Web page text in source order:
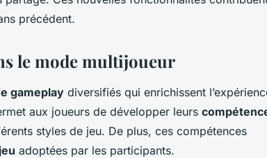
précédent.
le mode multijoueur
gameplay diversifiés qui enrichissent
aux joueurs de développer leurs
styles de jeu. De plus, ces compétences
adoptées par les participants.